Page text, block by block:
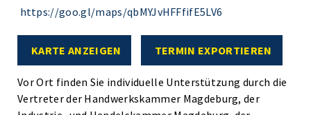
https://goo.gl/maps/qbMYJvHFFfifE5LV6
KARTE ANZEIGEN TERMIN EXPORTIEREN
Vor Ort finden Sie individuelle Unterstützung durch die
Vertreter der Handwerkskammer Magdeburg, der